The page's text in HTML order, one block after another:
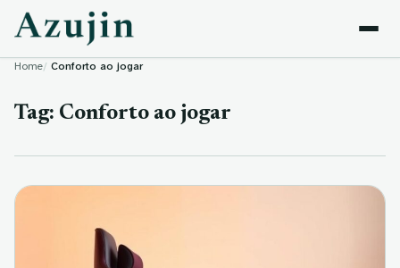
Skip to content
Home Conforto ao jogar
Tag: Conforto ao jogar